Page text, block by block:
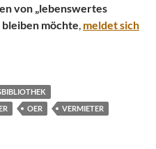
von „lebenswertes
möchte meldet sich
OER VERMIETER